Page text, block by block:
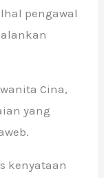
pengawal
Cina,
yang
kenyataan